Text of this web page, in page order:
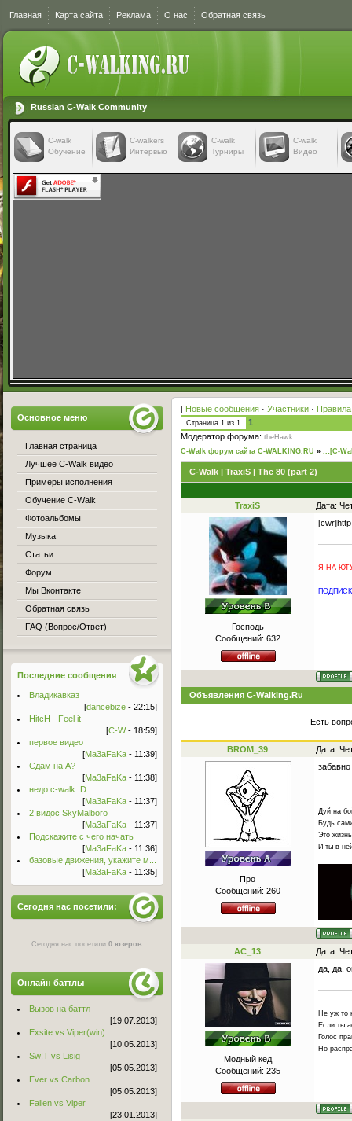
Главная Карта сайта Реклама О нас Обратная связь
Russian C-Walk Community
C-walk
Обучение
C-walkers
Интервью
С-walk
Турниры
С-walk
Видео
[ Новые сообщения · Участники ·
Страница 1 из 1
1
Модератор форума: theHawk
C-Walk форум сайта C-WALKING.RU » ..:[C-
C-Walk | TraxiS | The 80 (part 2)
TraxiS Дата:
Господь
Сообщений: 632
Я НА
Объявления C-Walking.Ru
Есть
BROM_39 Дата:
Про
Сообщений: 260
забавно
Дуй на
Будь
Это
И ты в
AC_13 Дата:
Модный кед
Сообщений: 235
да, да,
Не уж то
Если ты
Голос
Но
Основное меню
Главная страница
Лучшее C-Walk видео
Примеры исполнения
Обучение C-Walk
Фотоальбомы
Музыка
Статьи
Форум
Мы Вконтакте
Обратная связь
FAQ (Вопрос/Ответ)
Последние сообщения
Владикавказ
[dancebize - 22:15]
HitcH - Feel it
[C-W- 18:59]
первое видео
[Ma3aFaKa - 11:39]
Сдам на А?
[Ma3aFaKa - 11:38]
недо c-walk :D
[Ma3aFaKa - 11:37]
2 видос SkyMalboro
[Ma3aFaKa - 11:37]
Подскажите с чего начать
[Ma3aFaKa - 11:36]
базовые движения, укажите м...
[Ma3aFaKa - 11:35]
Сегодня нас посетили:
Сегодня нас посетили0 юзеров
Онлайн баттлы
Вызов на баттл
[19.07.2013]
Exsite vs Viper(win)
[10.05.2013]
Sw!T vs Lisig
[05.05.2013]
Ever vs Carbon
[05.05.2013]
Fallen vs Viper
[23.01.2013]